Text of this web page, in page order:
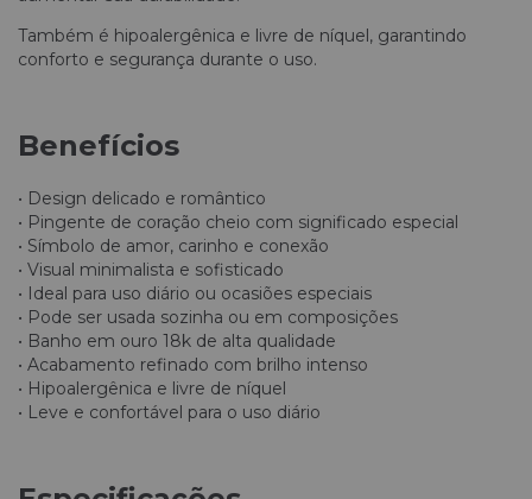
Também é hipoalergênica e livre de níquel, garantindo
conforto e segurança durante o uso.
Benefícios
• Design delicado e romântico
• Pingente de coração cheio com significado especial
• Símbolo de amor, carinho e conexão
• Visual minimalista e sofisticado
• Ideal para uso diário ou ocasiões especiais
• Pode ser usada sozinha ou em composições
• Banho em ouro 18k de alta qualidade
• Acabamento refinado com brilho intenso
• Hipoalergênica e livre de níquel
• Leve e confortável para o uso diário